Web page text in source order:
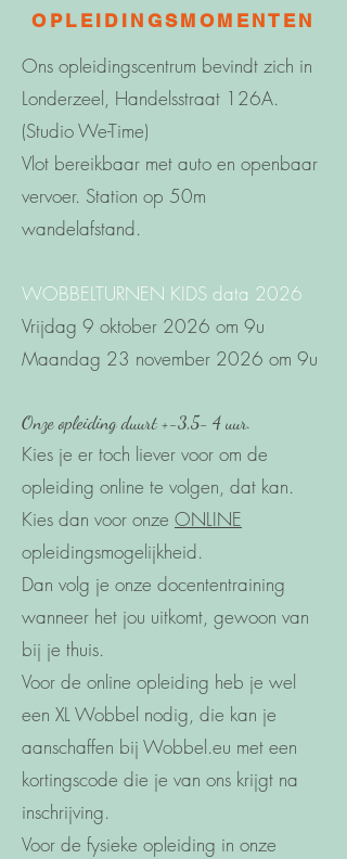
OPLEIDINGSMOMENTEN
Ons opleidingscentrum bevindt zich in
Londerzeel, Handelsstraat 126A.
(Studio We-Time)
Vlot bereikbaar met auto en openbaar
vervoer. Station op 50m
wandelafstand.
WOBBELTURNEN KIDS data 2026
Vrijdag 9 oktober 2026 om 9u
Maandag 23 november 2026 om 9u
Onze opleiding duurt +-3,5- 4 uur.
Kies je er toch liever voor om de
opleiding online te volgen, dat kan.
Kies dan voor onze ONLINE
opleidingsmogelijkheid.
Dan volg je onze docententraining
wanneer het jou uitkomt, gewoon van
bij je thuis.
Voor de online opleiding heb je wel
een XL Wobbel nodig, die kan je
aanschaffen bij Wobbel.eu met een
kortingscode die je van ons krijgt na
inschrijving.
Voor de fysieke opleiding in onze